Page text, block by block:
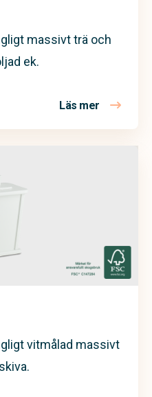
massivt trä och
ek.
Läs mer om
vitmålad massivt